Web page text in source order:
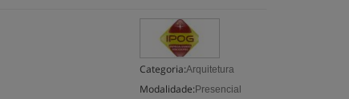
Categoria:Arquitetura
Modalidade: Presencial